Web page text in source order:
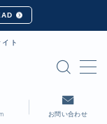
ト
お問い合わせ